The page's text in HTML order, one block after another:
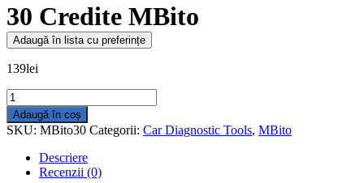
30 Credite MBito
Adaugă în lista cu preferințe
139lei
Cantitate
30
Credite
Adaugă în coș
SKU: MBito30 Categorii: Car Diagnostic Tools, MBito
Descriere
Recenzii (0)